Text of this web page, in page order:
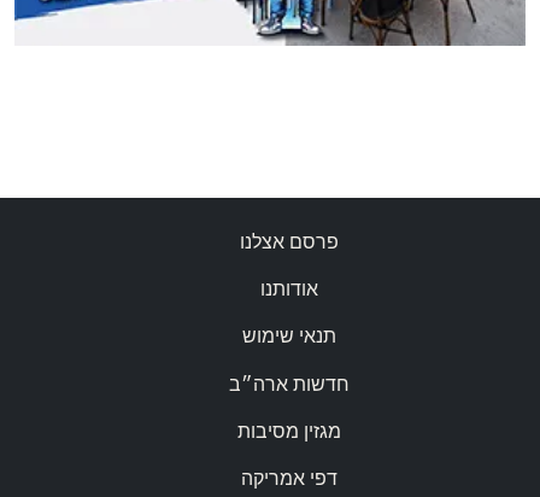
פרסם אצלנו
אודותנו
תנאי שימוש
חדשות ארה״ב
מגזין מסיבות
דפי אמריקה